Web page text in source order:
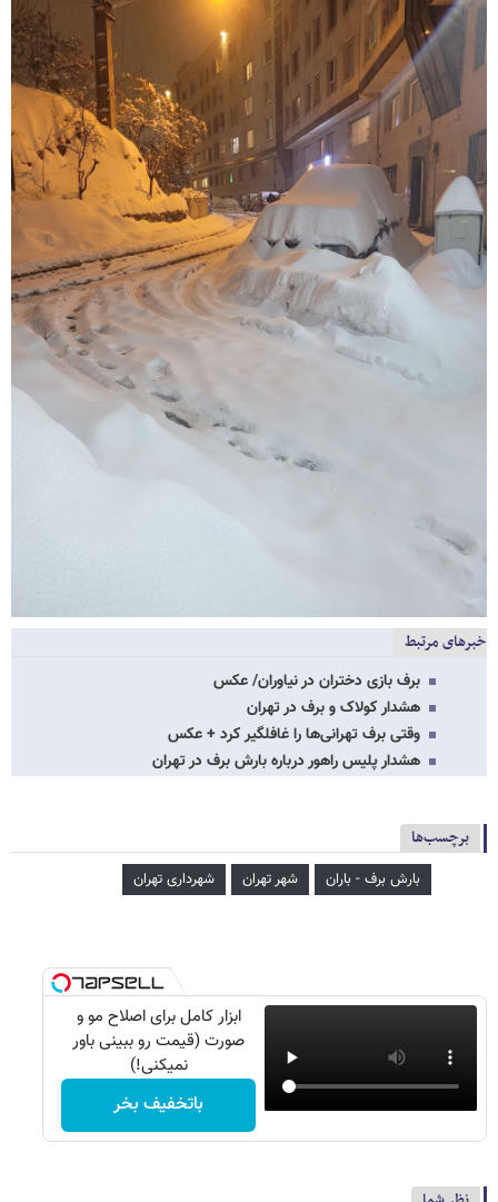
خبرهای مرتبط
برف بازی دختران در نیاوران/ عکس
هشدار کولاک و برف در تهران
وقتی برف تهرانی‌ها را غافلگیر کرد + عکس
هشدار پلیس راهور درباره بارش برف در تهران
برچسب‌ها
بارش برف - باران شهر تهران شهرداری تهران
ابزار کامل برای اصلاح مو و
صورت (قیمت رو ببینی باور
نمیکنی!)
باتخفیف بخر